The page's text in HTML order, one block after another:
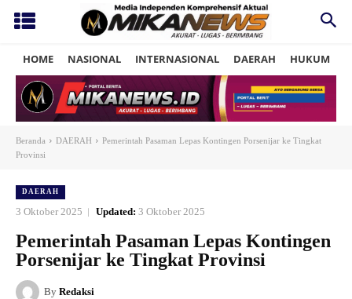
HOME NASIONAL INTERNASIONAL DAERAH HUKUM
Beranda DAERAH
Pemerintah Pasaman Lepas Kontingen Porsenijar ke Tingkat
Provinsi
DAERAH
3 Oktober 2025 Updated: 3 Oktober 2025
Pemerintah Pasaman Lepas Kontingen
Porsenijar ke Tingkat Provinsi
By Redaksi